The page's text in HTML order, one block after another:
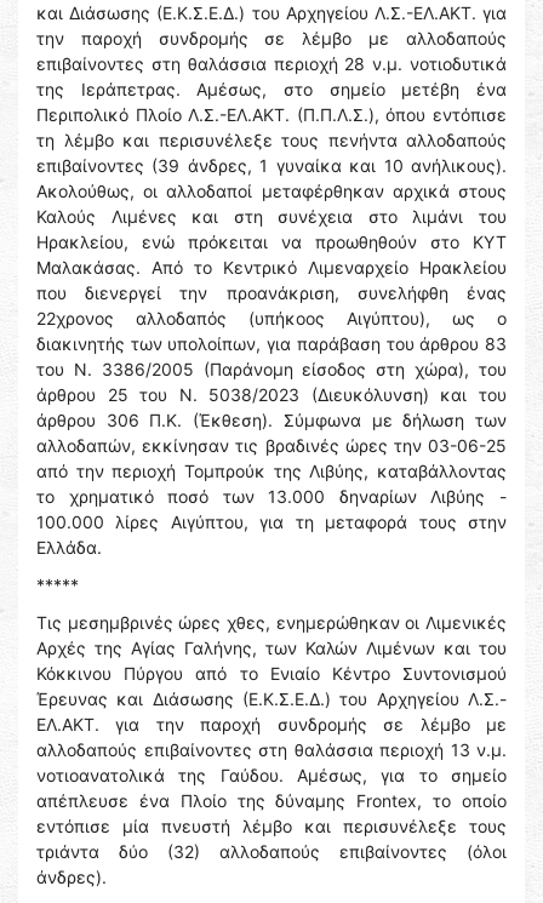
και Διάσωσης (Ε.Κ.Σ.Ε.Δ.) του Αρχηγείου Λ.Σ.-ΕΛ.ΑΚΤ. για
την παροχή συνδρομής σε λέμβο με αλλοδαπούς
επιβαίνοντες στη θαλάσσια περιοχή 28 ν.μ. νοτιοδυτικά
της Ιεράπετρας. Αμέσως, στο σημείο μετέβη ένα
Περιπολικό Πλοίο Λ.Σ.-ΕΛ.ΑΚΤ. (Π.Π.Λ.Σ.), όπου εντόπισε
τη λέμβο και περισυνέλεξε τους πενήντα αλλοδαπούς
επιβαίνοντες (39 άνδρες, 1 γυναίκα και 10 ανήλικους).
Ακολούθως, οι αλλοδαποί μεταφέρθηκαν αρχικά στους
Καλούς Λιμένες και στη συνέχεια στο λιμάνι του
Ηρακλείου, ενώ πρόκειται να προωθηθούν στο ΚΥΤ
Μαλακάσας. Από το Κεντρικό Λιμεναρχείο Ηρακλείου
που διενεργεί την προανάκριση, συνελήφθη ένας
22χρονος αλλοδαπός (υπήκοος Αιγύπτου), ως ο
διακινητής των υπολοίπων, για παράβαση του άρθρου 83
του Ν. 3386/2005 (Παράνομη είσοδος στη χώρα), του
άρθρου 25 του Ν. 5038/2023 (Διευκόλυνση) και του
άρθρου 306 Π.Κ. (Έκθεση). Σύμφωνα με δήλωση των
αλλοδαπών, εκκίνησαν τις βραδινές ώρες την 03-06-25
από την περιοχή Τομπρούκ της Λιβύης, καταβάλλοντας
το χρηματικό ποσό των 13.000 δηναρίων Λιβύης -
100.000 λίρες Αιγύπτου, για τη μεταφορά τους στην
Ελλάδα.
*****
Τις μεσημβρινές ώρες χθες, ενημερώθηκαν οι Λιμενικές
Αρχές της Αγίας Γαλήνης, των Καλών Λιμένων και του
Κόκκινου Πύργου από το Ενιαίο Κέντρο Συντονισμού
Έρευνας και Διάσωσης (Ε.Κ.Σ.Ε.Δ.) του Αρχηγείου Λ.Σ.-
ΕΛ.ΑΚΤ. για την παροχή συνδρομής σε λέμβο με
αλλοδαπούς επιβαίνοντες στη θαλάσσια περιοχή 13 ν.μ.
νοτιοανατολικά της Γαύδου. Αμέσως, για το σημείο
απέπλευσε ένα Πλοίο της δύναμης Frontex, το οποίο
εντόπισε μία πνευστή λέμβο και περισυνέλεξε τους
τριάντα δύο (32) αλλοδαπούς επιβαίνοντες (όλοι
άνδρες).